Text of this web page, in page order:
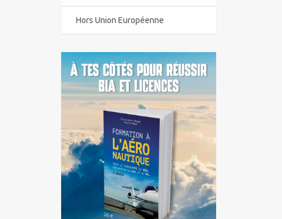
Centre-Val de Loire
Corse
Guadeloupe
Guyane
Île-de-France
La Réunion
Languedoc-Roussillon-Midi-
Pyrénées
Martinique
Hors Union Européenne